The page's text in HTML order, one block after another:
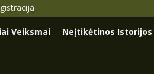
Veiksmai Neįtikėtinos Istorijos